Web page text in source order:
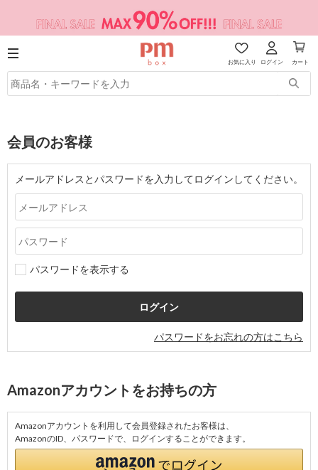
お気に入り ログイン カート
会員のお客様
メールアドレスとパスワードを入力してログインしてください。
パスワードを表示する
パスワードをお忘れの方はこちら
Amazonアカウントをお持ちの方
Amazonアカウントを利用して会員登録されたお客様は、
AmazonのID、パスワードで、ログインすることができます。